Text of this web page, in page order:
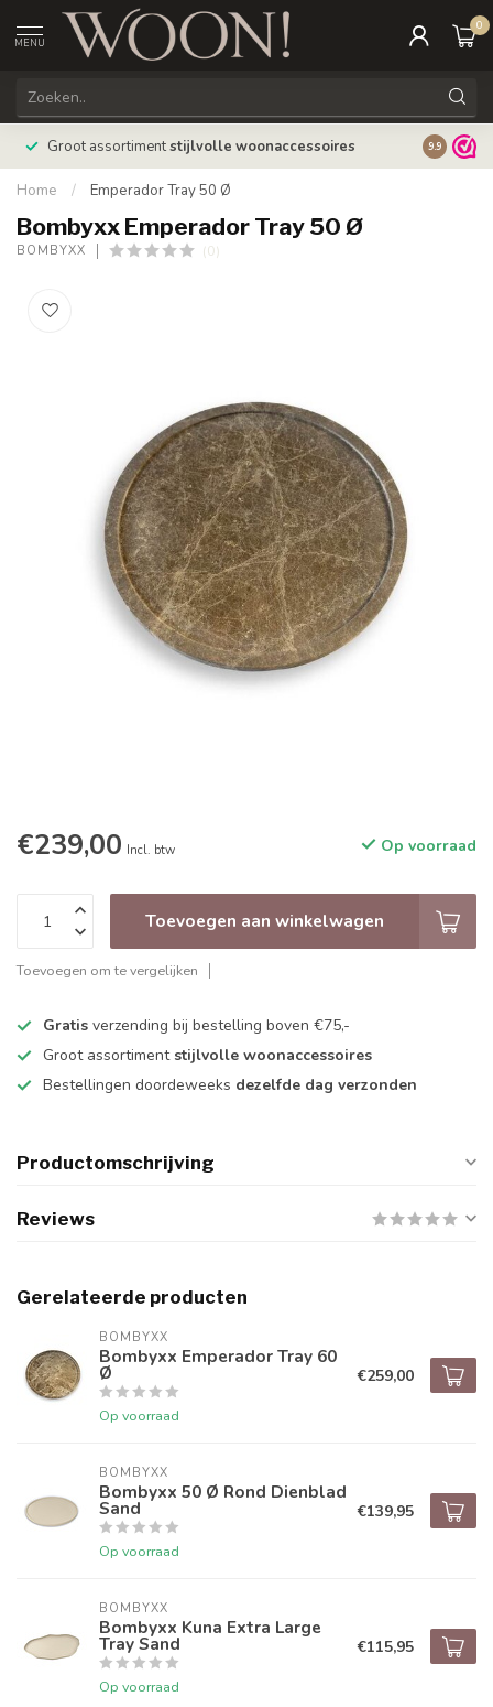
MENU
0
Groot assortimentstijlvolle woonaccessoires 9.9
Home / Emperador Tray 50 Ø
Bombyxx Emperador Tray 50 Ø
BOMBYXX (0)
€239,00 Incl. btw Op voorraad
Toevoegen aan winkelwagen
Toevoegen om te vergelijken
Gratis verzending bij bestelling boven €75,-
Groot assortiment stijlvolle woonaccessoires
Bestellingen doordeweeks dezelfde dag verzonden
Productomschrijving
Reviews
Gerelateerde producten
BOMBYXX
Bombyxx Emperador Tray 60
Ø
Op voorraad
€259,00
BOMBYXX
Bombyxx 50 Ø Rond Dienblad
Sand
Op voorraad
€139,95
BOMBYXX
Bombyxx Kuna Extra Large
Tray Sand
Op voorraad
€115,95